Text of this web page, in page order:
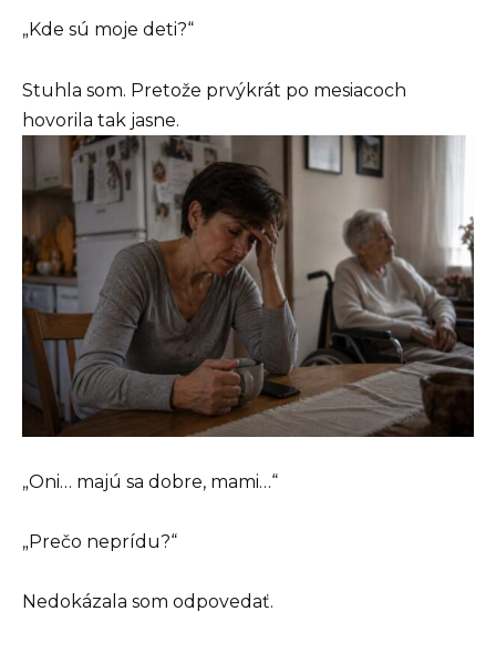
„Kde sú moje deti?“
Stuhla som. Pretože prvýkrát po mesiacoch
hovorila tak jasne.
„Oni… majú sa dobre, mami…“
„Prečo neprídu?“
Nedokázala som odpovedať.